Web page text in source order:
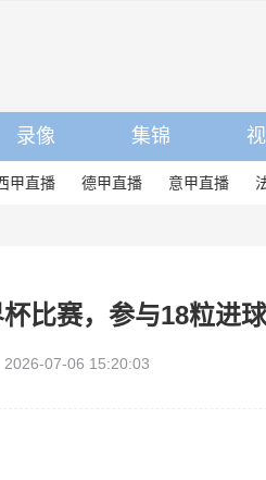
录像 集锦
甲直播 德甲直播 意甲直播
比赛，参与18粒进球
2026-07-06 15:20:03